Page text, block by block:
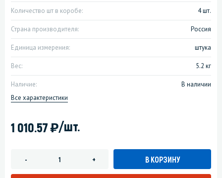
Количество шт в коробе: 4 шт.
Страна производителя: Россия
Единица измерения: штука
Вес: 5.2 кг
Наличие:
В наличии
Все характеристики
1 010.57)/шт.
- + В КОРЗИНУ